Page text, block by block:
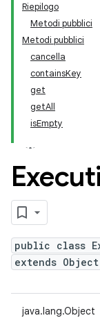
Riepilogo
Metodi pubblici
Metodi pubblici
cancella
containsKey
get
getAll
isEmpty
public class
extends Object
java.lang.Object